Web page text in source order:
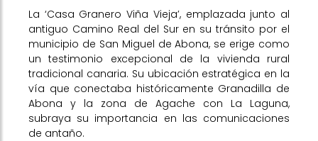
La ‘Casa Granero Viña Vieja’, emplazada junto al
antiguo Camino Real del Sur en su tránsito por el
municipio de San Miguel de Abona, se erige como
un testimonio excepcional de la vivienda rural
tradicional canaria. Su ubicación estratégica en la
vía que conectaba históricamente Granadilla de
Abona y la zona de Agache con La Laguna,
subraya su importancia en las comunicaciones
de antaño.